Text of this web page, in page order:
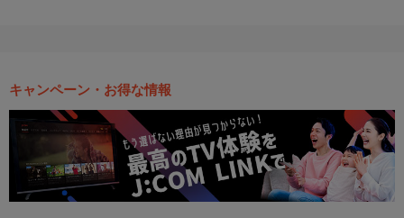
キャンペーン・お得な情報